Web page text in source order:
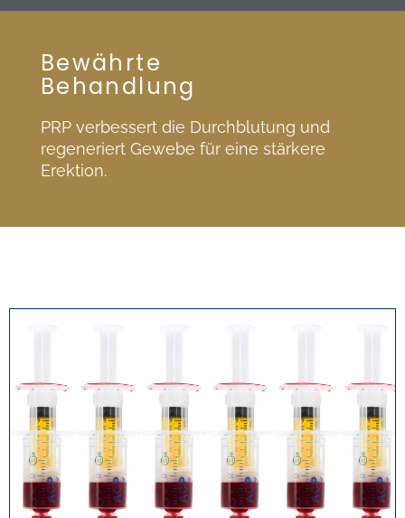
Bewährte
Behandlung
PRP verbessert die Durchblutung und
regeneriert Gewebe für eine stärkere
Erektion.